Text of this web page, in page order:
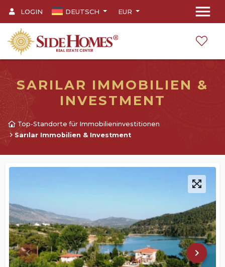
menu
EUR
DEUTSCH
LOGIN
SARILAR IMMOBILIEN &
INVESTMENT
Top-Standorte für Immobilieninvestitionen
Sarılar Immobilien & Investment
keyboard_arrow_left keyboard_arrow_right